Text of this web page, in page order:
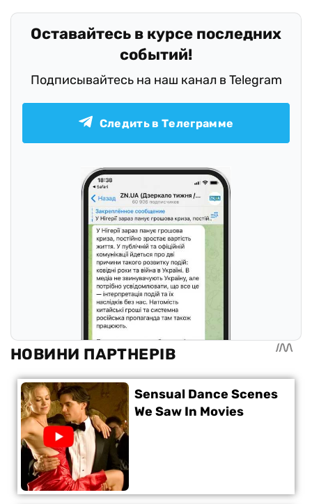
Оставайтесь в курсе последних
событий!
Подписывайтесь на наш канал в Telegram
Следить в Телеграмме